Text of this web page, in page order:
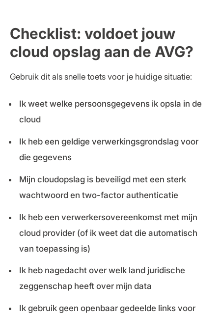
Checklist: voldoet jouw
cloud opslag aan de AVG?
Gebruik dit als snelle toets voor je huidige situatie:
Ik weet welke persoonsgegevens ik opsla in de
cloud
Ik heb een geldige verwerkingsgrondslag voor
die gegevens
Mijn cloudopslag is beveiligd met een sterk
wachtwoord en two-factor authenticatie
Ik heb een verwerkersovereenkomst met mijn
cloud provider (of ik weet dat die automatisch
van toepassing is)
Ik heb nagedacht over welk land juridische
zeggenschap heeft over mijn data
Ik gebruik geen openbaar gedeelde links voor